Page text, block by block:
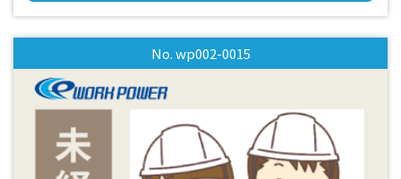
る方は、即戦力として活躍することができます☆／ もちろ
ん未経験の方でも大丈夫！安心してご応募ください♪ ≪おす
すめポイント≫ ◆長期で働ける方大歓迎です♪ ◆地域に密着
した親しみやすいアットホームな職場です♪ ◆残業が少なめ
のでプライベートとの両立もできます♪ 早いシフトだと
12：45に終わるので、その後お出かけもできます！ 遅いシ
フトだと10：15出勤で朝ゆっくりする時間もあります！ ◆ま
ずはお気軽にお問い合わせください!(^^)! ≪その他≫ ・未経験
No. wp002-0015